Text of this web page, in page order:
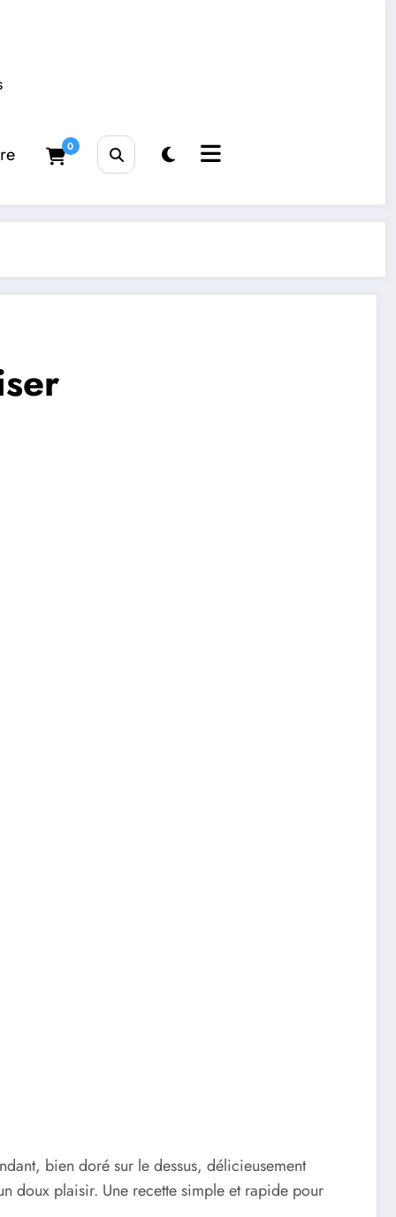
0
bien doré sur le dessus, délicieusement
doux plaisir. Une recette simple et rapide pour